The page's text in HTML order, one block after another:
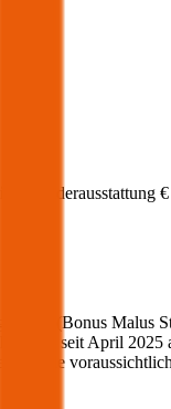
, Sonderausstattung €
(Bonus Malus
– seit April
Sie die